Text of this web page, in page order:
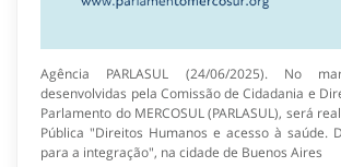
Agência PARLASUL (24/06/2025). No
desenvolvidas pela Comissão de Cidadania e
Parlamento do MERCOSUL (PARLASUL), será
Pública "Direitos Humanos e acesso à saúde.
para a integração", na cidade de Buenos Aires